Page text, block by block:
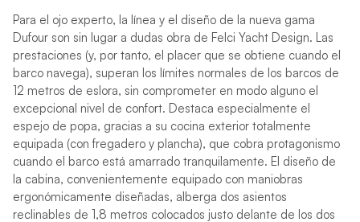
Para el ojo experto, la línea y el diseño de la nueva gama
Dufour son sin lugar a dudas obra de Felci Yacht Design. Las
prestaciones (y, por tanto, el placer que se obtiene cuando el
barco navega), superan los límites normales de los barcos de
12 metros de eslora, sin comprometer en modo alguno el
excepcional nivel de confort. Destaca especialmente el
espejo de popa, gracias a su cocina exterior totalmente
equipada (con fregadero y plancha), que cobra protagonismo
cuando el barco está amarrado tranquilamente. El diseño de
la cabina, convenientemente equipado con maniobras
ergonómicamente diseñadas, alberga dos asientos
reclinables de 1,8 metros colocados justo delante de los dos